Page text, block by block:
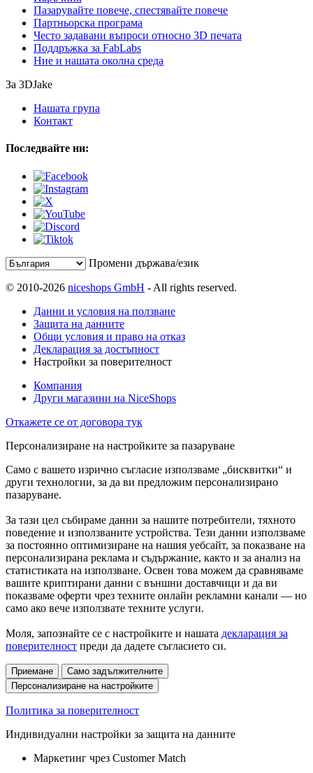
Пазарувайте повече, спестявайте повече
Партньорска програма
Често задавани въпроси относно 3D печата
Поддръжка за FabLabs
Ние и нашата околна среда
За 3DJake
Нашата група
Контакт
Последвайте ни:
Промени държава/език
© 2010-2026 niceshops GmbH - All rights reserved.
Данни и условия на ползване
Защита на данните
Общи условия и право на отказ
Декларация за достъпност
Настройки за поверителност
Компания
Други магазини на NiceShops
Откажете се от договора тук
Персонализиране на настройките за пазаруване
Само с вашето изрично съгласие използваме „бисквитки“ и
други технологии, за да ви предложим персонализирано
пазаруване.
За тази цел събираме данни за нашите потребители, тяхното
поведение и използваните устройства. Тези данни използваме
за постоянно оптимизиране на нашия уебсайт, за показване на
персонализирана реклама и съдържание, както и за анализ на
статистиката на използване. Освен това можем да сравняваме
вашите криптирани данни с външни доставчици и да ви
показваме оферти чрез техните онлайн рекламни канали — но
само ако вече използвате техните услуги.
Моля, запознайте се с настройките и нашата декларация за
поверителност преди да дадете съгласието си.
Приемане
Само задължителните
Персонализиране на настройките
Политика за поверителност
Индивидуални настройки за защита на данните
Маркетинг чрез Customer Match